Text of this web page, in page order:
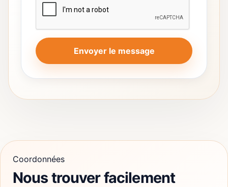
Envoyer le message
Coordonnées
Nous trouver facilement